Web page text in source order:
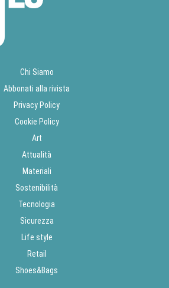
Chi Siamo
Abbonati alla rivista
Privacy Policy
Cookie Policy
Art
Attualità
Materiali
Sostenibilità
Tecnologia
Sicurezza
Life style
Retail
Shoes&Bags